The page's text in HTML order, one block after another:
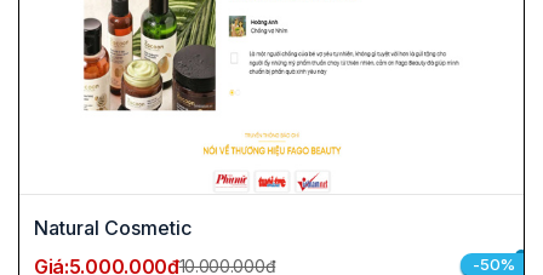
Natural Cosmetic
Giá:5.000.000đ10.000.000đ -50%